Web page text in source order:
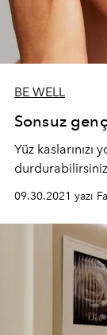
BE WELL
Sonsuz
Yüz
09.30.2021 yazı